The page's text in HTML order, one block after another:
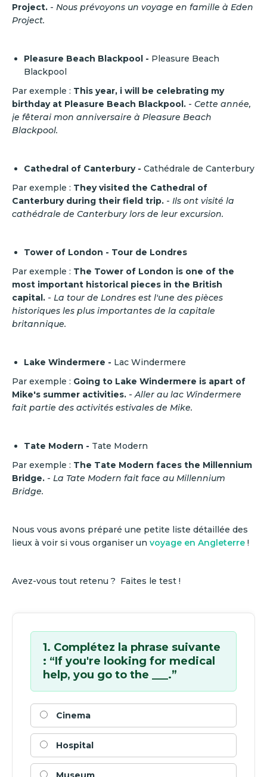
Project. - Nous prévoyons un voyage en famille à Eden
Project.
Pleasure Beach Blackpool - Pleasure Beach
Blackpool
Par exemple : This year, i will be celebrating my
birthday at Pleasure Beach Blackpool. - Cette année,
je fêterai mon anniversaire à Pleasure Beach
Blackpool.
Cathedral of Canterbury - Cathédrale de Canterbury
Par exemple : They visited the Cathedral of
Canterbury during their field trip. - Ils ont visité la
cathédrale de Canterbury lors de leur excursion.
Tower of London - Tour de Londres
Par exemple : The Tower of London is one of the
most important historical pieces in the British
capital. - La tour de Londres est l'une des pièces
historiques les plus importantes de la capitale
britannique.
Lake Windermere - Lac Windermere
Par exemple : Going to Lake Windermere is apart of
Mike's summer activities. - Aller au lac Windermere
fait partie des activités estivales de Mike.
Tate Modern - Tate Modern
Par exemple : The Tate Modern faces the Millennium
Bridge. - La Tate Modern fait face au Millennium
Bridge.
Nous vous avons préparé une petite liste détaillée des
lieux à voir si vous organiser un voyage en Angleterre !
Avez-vous tout retenu ? Faites le test !
1. Complétez la phrase suivante
: “If you're looking for medical
help, you go to the ___.”
Cinema
Hospital